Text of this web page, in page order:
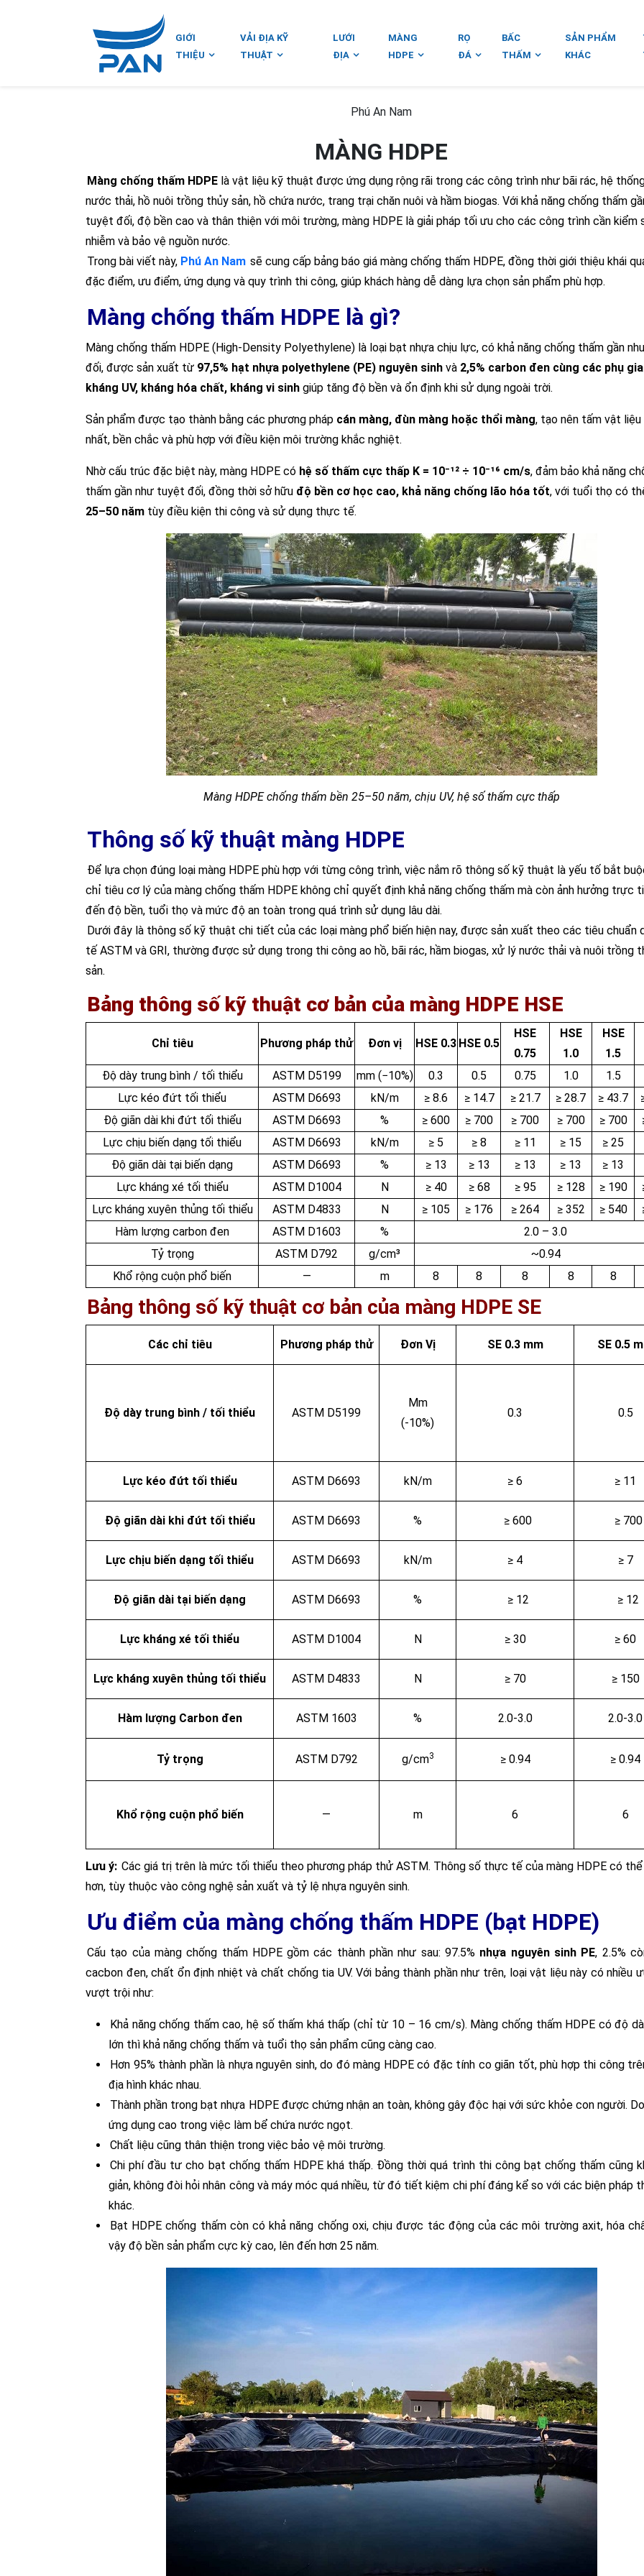
GIỚI
THIỆU
VẢI ĐỊA KỸ
THUẬT
LƯỚI
ĐỊA
MÀNG
HDPE
RỌ
ĐÁ
BẤC
THẤM
SẢN PHẨM
KHÁC
Phú An Nam
MÀNG HDPE
Màng chống thấm HDPE là vật liệu kỹ thuật được ứng dụng rộng rãi trong các công trình như bãi rác, hệ
nước thải, hồ nuôi trồng thủy sản, hồ chứa nước, trang trại chăn nuôi và hầm biogas. Với khả năng chống thấm
tuyệt đối, độ bền cao và thân thiện với môi trường, màng HDPE là giải pháp tối ưu cho các công trình cần kiểm
nhiễm và bảo vệ nguồn nước.
Trong bài viết này, Phú An Nam sẽ cung cấp bảng báo giá màng chống thấm HDPE, đồng thời giới thiệu khái
đặc điểm, ưu điểm, ứng dụng và quy trình thi công, giúp khách hàng dễ dàng lựa chọn sản phẩm phù hợp.
Màng chống thấm HDPE là gì?
Màng chống thấm HDPE (High-Density Polyethylene) là loại bạt nhựa chịu lực, có khả năng chống thấm gần
đối, được sản xuất từ 97,5% hạt nhựa polyethylene (PE) nguyên sinh và 2,5% carbon đen cùng các phụ gia
kháng UV, kháng hóa chất, kháng vi sinh giúp tăng độ bền và ổn định khi sử dụng ngoài trời.
Sản phẩm được tạo thành bằng các phương pháp cán màng, đùn màng hoặc thổi màng, tạo nên tấm vật
nhất, bền chắc và phù hợp với điều kiện môi trường khắc nghiệt.
Nhờ cấu trúc đặc biệt này, màng HDPE có hệ số thấm cực thấp K = 10⁻¹² ÷ 10⁻¹⁶ cm/s, đảm bảo khả năng
thấm gần như tuyệt đối, đồng thời sở hữu độ bền cơ học cao, khả năng chống lão hóa tốt, với tuổi thọ có
25–50 năm tùy điều kiện thi công và sử dụng thực tế.
Màng HDPE chống thấm bền 25–50 năm, chịu UV, hệ số thấm cực thấp
Thông số kỹ thuật màng HDPE
Để lựa chọn đúng loại màng HDPE phù hợp với từng công trình, việc nắm rõ thông số kỹ thuật là yếu tố bắt
chỉ tiêu cơ lý của màng chống thấm HDPE không chỉ quyết định khả năng chống thấm mà còn ảnh hưởng trực
đến độ bền, tuổi thọ và mức độ an toàn trong quá trình sử dụng lâu dài.
Dưới đây là thông số kỹ thuật chi tiết của các loại màng phổ biến hiện nay, được sản xuất theo các tiêu chuẩn
tế ASTM và GRI, thường được sử dụng trong thi công ao hồ, bãi rác, hầm biogas, xử lý nước thải và nuôi trồng
sản.
Bảng thông số kỹ thuật cơ bản của màng HDPE HSE
Chỉ tiêu Phương pháp thử Đơn vị HSE 0.3 HSE 0.5
HSE
0.75
HSE
1.0
HSE
1.5
Độ dày trung bình / tối thiểu
ASTM D5199 mm (−10%) 0.3 0.5 0.75 1.0
1.5
Lực kéo đứt tối thiểu
ASTM D6693 kN/m ≥ 8.6 ≥ 14.7 ≥ 21.7 ≥ 28.7 ≥ 43.7
Độ giãn dài khi đứt tối thiểu
ASTM D6693 % ≥ 600 ≥ 700 ≥ 700 ≥ 700 ≥ 700
Lực chịu biến dạng tối thiểu
ASTM D6693 kN/m ≥ 5 ≥ 8 ≥ 11 ≥ 15
≥ 25
Độ giãn dài tại biến dạng
ASTM D6693 % ≥ 13 ≥ 13 ≥ 13 ≥ 13
≥ 13
Lực kháng xé tối thiểu
ASTM D1004 N ≥ 40 ≥ 68 ≥ 95 ≥ 128 ≥ 190
Lực kháng xuyên thủng tối thiểu
ASTM D4833 N ≥ 105 ≥ 176 ≥ 264 ≥ 352 ≥ 540
Hàm lượng carbon đen
ASTM D1603 %
2.0 – 3.0
Tỷ trọng
ASTM D792 g/cm³
~0.94
Khổ rộng cuộn phổ biến
— m 8 8 8 8 8
Bảng thông số kỹ thuật cơ bản của màng HDPE SE
Các chỉ tiêu Phương pháp thử Đơn Vị SE 0.3 mm SE 0.5
Độ dày trung bình / tối thiểu ASTM D5199
Mm
(-10%)
0.3 0.5
Lực kéo đứt tối thiểu ASTM D6693 kN/m ≥ 6 ≥ 11
Độ giãn dài khi đứt tối thiểu ASTM D6693 % ≥ 600 ≥ 700
Lực chịu biến dạng tối thiểu ASTM D6693 kN/m ≥ 4 ≥ 7
Độ giãn dài tại biến dạng ASTM D6693 % ≥ 12 ≥ 12
Lực kháng xé tối thiểu ASTM D1004 N ≥ 30 ≥ 60
Lực kháng xuyên thủng tối thiểu ASTM D4833 N ≥ 70 ≥ 150
Hàm lượng Carbon đen ASTM 1603 % 2.0-3.0 2.0-3.0
Tỷ trọng ASTM D792 g/cm3 ≥ 0.94 ≥ 0.94
Khổ rộng cuộn phổ biến — m 6 6
Lưu ý: Các giá trị trên là mức tối thiểu theo phương pháp thử ASTM. Thông số thực tế của màng HDPE có
hơn, tùy thuộc vào công nghệ sản xuất và tỷ lệ nhựa nguyên sinh.
Ưu điểm của màng chống thấm HDPE (bạt HDPE)
Cấu tạo của màng chống thấm HDPE gồm các thành phần như sau: 97.5% nhựa nguyên sinh PE, 2.5%
cacbon đen, chất ổn định nhiệt và chất chống tia UV. Với bảng thành phần như trên, loại vật liệu này có nhiều
vượt trội như:
Khả năng chống thấm cao, hệ số thấm khá thấp (chỉ từ 10 – 16 cm/s). Màng chống thấm HDPE có độ
lớn thì khả năng chống thấm và tuổi thọ sản phẩm cũng càng cao.
Hơn 95% thành phần là nhựa nguyên sinh, do đó màng HDPE có đặc tính co giãn tốt, phù hợp thi công
địa hình khác nhau.
Thành phần trong bạt nhựa HDPE được chứng nhận an toàn, không gây độc hại với sức khỏe con người.
ứng dụng cao trong việc làm bể chứa nước ngọt.
Chất liệu cũng thân thiện trong việc bảo vệ môi trường.
Chi phí đầu tư cho bạt chống thấm HDPE khá thấp. Đồng thời quá trình thi công bạt chống thấm cũng
giản, không đòi hỏi nhân công và máy móc quá nhiều, từ đó tiết kiệm chi phí đáng kể so với các biện pháp
khác.
Bạt HDPE chống thấm còn có khả năng chống oxi, chịu được tác động của các môi trường axit, hóa
vậy độ bền sản phẩm cực kỳ cao, lên đến hơn 25 năm.